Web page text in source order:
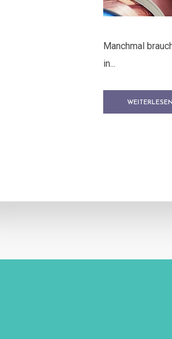
Manchmal
in...
WEITERLESEN